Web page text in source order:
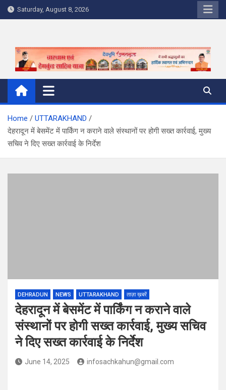
Skip
to
Saturday, August 8, 2026
Home
UTTARAKHAND
देहरादून में बेसमेंट में पार्किंग न कराने वाले संस्थानों पर होगी सख्त कार्रवाई, मुख्य
सचिव ने दिए सख्त कार्रवाई के निर्देश
DEHRADUN NEWS UTTARAKHAND ताज़ा ख़बरें
देहरादून में बेसमेंट में पार्किंग न कराने वाले
संस्थानों पर होगी सख्त कार्रवाई, मुख्य सचिव
ने दिए सख्त कार्रवाई के निर्देश
June 14, 2025 infosachkahun@gmail.com